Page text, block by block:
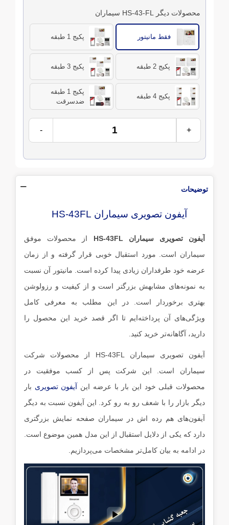
محصولات دیگر HS-43-FL سیماران
فقط مانیتور پکیج 1 طبقه
پکیج 2 طبقه پکیج 3 طبقه
پکیج 4 طبقه
پکیج 1 طبقه
ضدسرقت
- +
توضیحات
آیفون تصویری سیماران HS-43FL
آیفون تصویری سیماران HS-43FL
از محصولات موفق
سیماران است. مورد استقبال خوبی قرار گرفته و از زمان
عرضه خود طرفداران زیادی پیدا کرده است. مانیتور آن نسبت
به نمونه‌های مشابهش بزرگتر است و از کیفیت و رزولوشن
بهتری برخوردار است. در این مطلب به معرفی کامل
ویژگی‌های آن پرداخته‌ایم تا اگر قصد خرید این محصول را
دارید، آگاهانه‌تر خرید کنید.
آیفون تصویری سیماران HS-43FL از محصولات شرکت
سیماران است. این شرکت پس از کسب موفقیت در
محصولات قبلی خود این بار با عرضه این آیفون تصویری بار
دیگر بازار را با شعف رو به رو کرد. این آیفون نسبت به دیگر
آیفون‌های هم رده اش در سیماران صفحه نمایش بزرگتری
دارد که یکی از دلایل استقبال از این مدل همین موضوع است.
در ادامه به بیان کامل‌تر مشخصات می‌پردازیم.